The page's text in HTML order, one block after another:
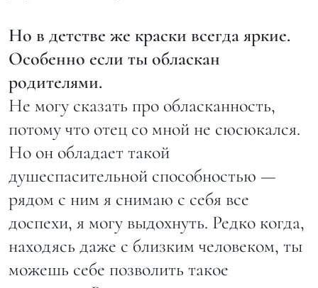
Но в детстве же краски всегда яркие.
Особенно если ты обласкан
родителями.
Не могу сказать про обласканность,
потому что отец со мной не сюсюкался.
Но он обладает такой
душеспасительной способностью —
рядом с ним я снимаю с себя все
доспехи, я могу выдохнуть. Редко когда,
находясь даже с близким человеком, ты
можешь себе позволить такое